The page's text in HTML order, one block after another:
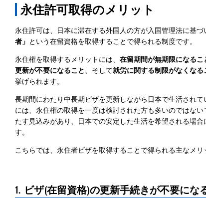
永住許可取得のメリット
永住許可は、日本に滞在する外国人の方が入国管理法に基づ
者」 という在留資格を取得することで得られる制度です。
永住権を取得するメリットには、 在留期間が無期限になるこ
更新が不要になること
、そして就労に関する制限がなくなる
挙げられます。
長期間にわたり中長期ビザを更新しながら日本で生活されて
には、永住権の取得を一度は検討された方も多いのではな
たす見込みがあり、日本での安定した生活を希望される場
す。
こちらでは、永住者ビザを取得することで得られる主なメリ
1. ビザ(在留資格)の更新手続きが不要にな